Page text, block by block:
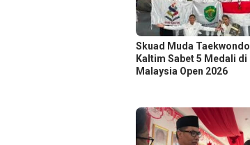
Skuad Muda Taekwondo
Kaltim Sabet 5 Medali di
Malaysia Open 2026